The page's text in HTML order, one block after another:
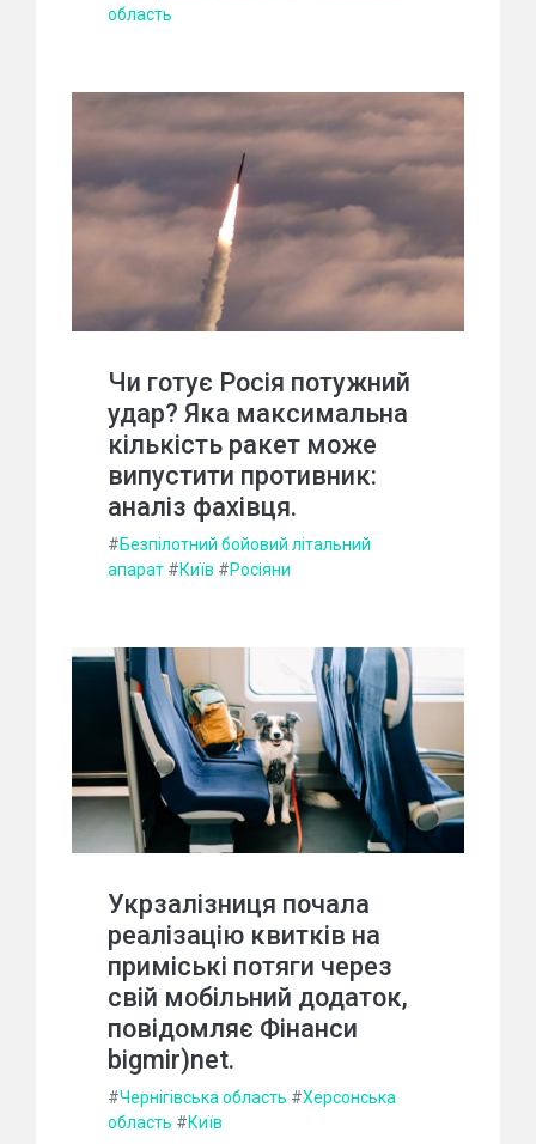
область
Чи готує Росія потужний
удар? Яка максимальна
кількість ракет може
випустити противник:
аналіз фахівця.
#Безпілотний бойовий літальний
апарат #Київ #Росіяни
Укрзалізниця почала
реалізацію квитків на
приміські потяги через
свій мобільний додаток,
повідомляє Фінанси
bigmir)net.
#Чернігівська область #Херсонська
область #Київ